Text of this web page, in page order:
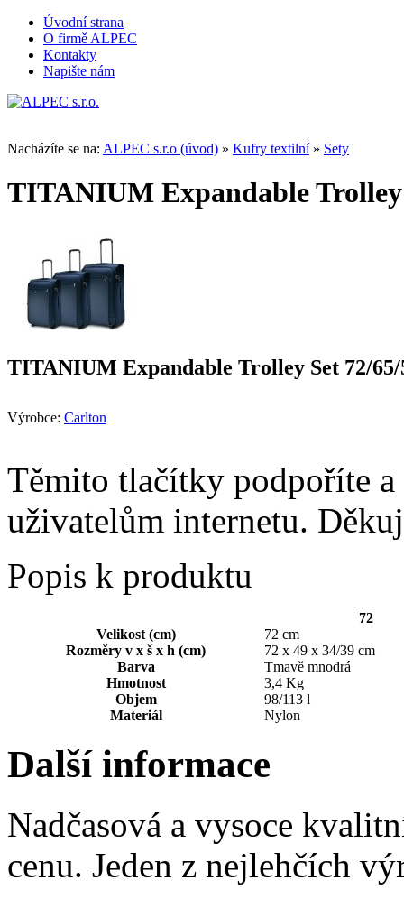
Úvodní strana
O firmě ALPEC
Kontakty
Napište nám
Nacházíte se na: ALPEC s.r.o (úvod) » Kufry textilní » Sety
TITANIUM Expandable
TITANIUM Expandable Trolley Set 72/
Výrobce: Carlton
Těmito tlačítky podpoříte a
uživatelům internetu.
Popis k produktu
72
Velikost (cm)
72 cm
Rozměry v x š x h (cm)
72 x 49 x 34/39 cm
Barva
Tmavě mnodrá
Hmotnost
3,4 Kg
Objem
98/113 l
Materiál
Nylon
Další informace
Nadčasová a vysoce
cenu. Jeden z nejlehčích